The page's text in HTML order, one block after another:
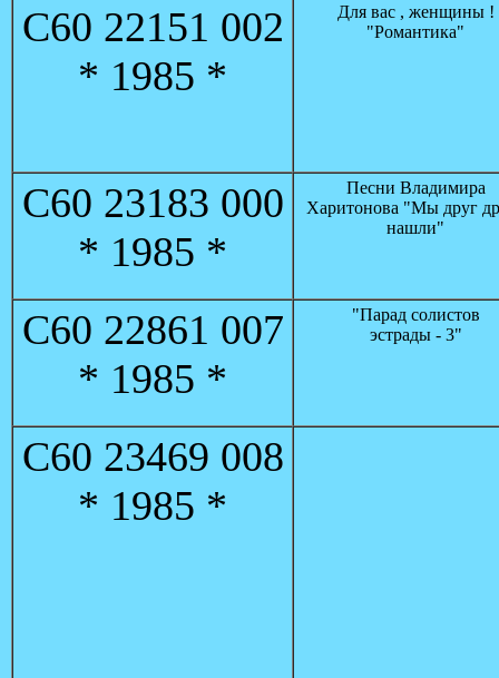
С60 22151 002
* 1985 *
Для вас , женщины !
"Романтика"
С60 23183 000
* 1985 *
Песни Владимира
Харитонова "Мы друг
нашли"
С60 22861 007
* 1985 *
"Парад солистов
эстрады - 3"
С60 23469 008
* 1985 *